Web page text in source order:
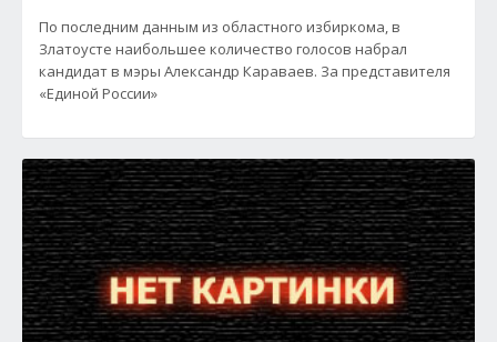
По последним данным из областного избиркома, в
Златоусте наибольшее количество голосов набрал
кандидат в мэры Александр Караваев. За представителя
«Единой России»